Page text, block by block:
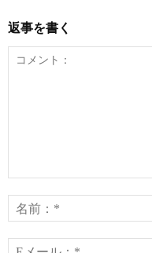
返事を書く
ン
ト：